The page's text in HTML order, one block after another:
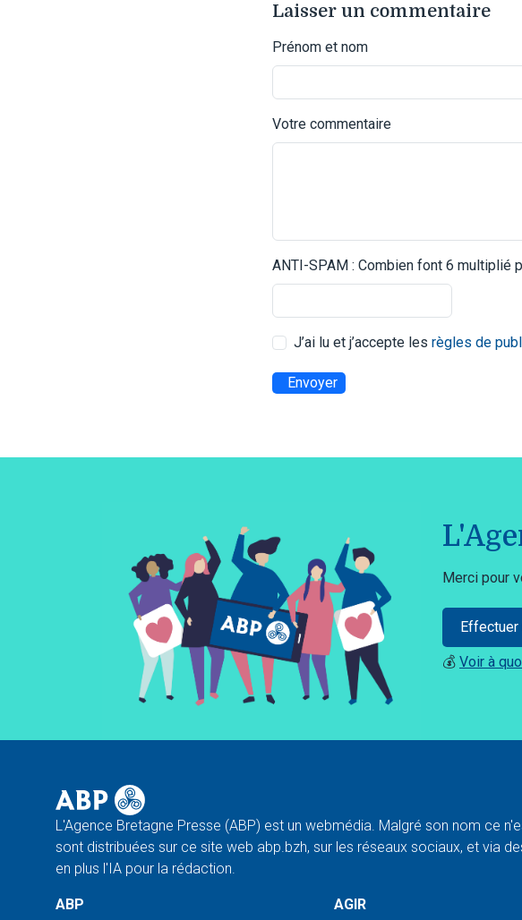
Laisser un commentaire
Prénom et nom
Votre commentaire
ANTI-SPAM : Combien font 6 multiplié
J’ai lu et j’accepte les règles de
Envoyer
Merci pour
Effectuer
💰 Voir à
L'Agence Bretagne Presse (ABP) est un webmédia. Malgré son nom ce
sont distribuées sur ce site web abp.bzh, sur les réseaux sociaux, et via
en plus l'IA pour la rédaction.
ABP AGIR